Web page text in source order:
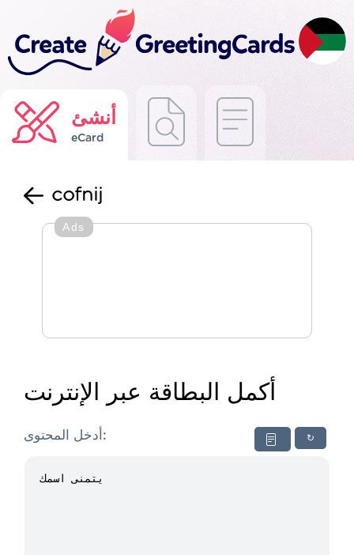
أنشئ
eCard
cofnij
Ads
أكمل البطاقة عبر الإنترنت
↻ أدخل المحتوى: